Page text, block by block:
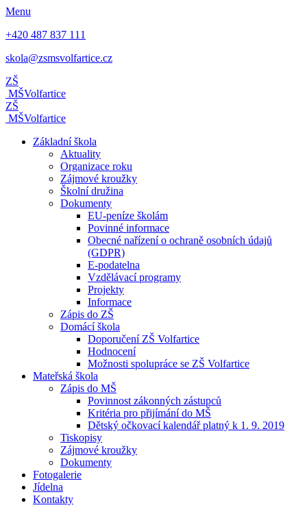
Menu
+420 487 837 111
skola@zsmsvolfartice.cz
ZŠ
MŠVolfartice
ZŠ
MŠVolfartice
Základní škola
Aktuality
Organizace roku
Zájmové kroužky
Školní družina
Dokumenty
EU-peníze školám
Povinné informace
Obecné nařízení o ochraně osobních údajů
(GDPR)
E-podatelna
Vzdělávací programy
Projekty
Informace
Zápis do ZŠ
Domácí škola
Doporučení ZŠ Volfartice
Hodnocení
Možnosti spolupráce se ZŠ Volfartice
Mateřská škola
Zápis do MŠ
Povinnost zákonných zástupců
Kritéria pro přijímání do MŠ
Dětský očkovací kalendář platný k 1. 9. 2019
Tiskopisy
Zájmové kroužky
Dokumenty
Fotogalerie
Jídelna
Kontakty